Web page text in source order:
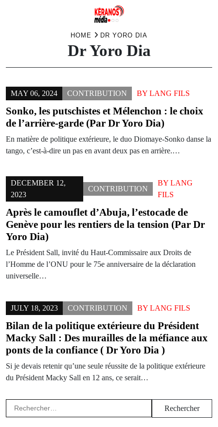
HOME DR YORO DIA
Dr Yoro Dia
MAY 06, 2024 CONTRIBUTION BY LANG FILS
Sonko, les putschistes et Mélenchon : le choix
de l’arrière-garde (Par Dr Yoro Dia)
En matière de politique extérieure, le duo Diomaye-Sonko danse la
tango, c’est-à-dire un pas en avant deux pas en arrière.…
DECEMBER 12,
2023
CONTRIBUTION
BYLANG
FILS
Après le camouflet d’Abuja, l’estocade de
Genève pour les rentiers de la tension (Par Dr
Yoro Dia)
Le Président Sall, invité du Haut-Commissaire aux Droits de
l’Homme de l’ONU pour le 75e anniversaire de la déclaration
universelle…
JULY 18, 2023 CONTRIBUTION BY LANG FILS
Bilan de la politique extérieure du Président
Macky Sall : Des murailles de la méfiance aux
ponts de la confiance ( Dr Yoro Dia )
Si je devais retenir qu’une seule réussite de la politique extérieure
du Président Macky Sall en 12 ans, ce serait…
Rechercher :